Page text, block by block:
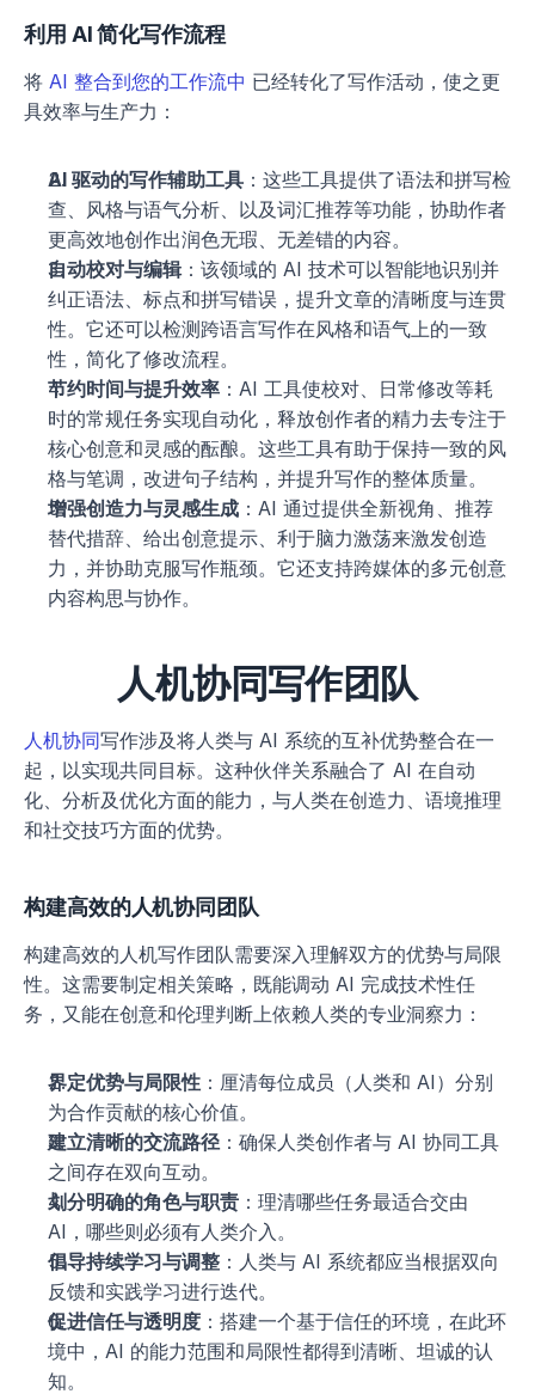
利用 AI 简化写作流程
将 AI 整合到您的工作流中 已经转化了写作活动，使之更
具效率与生产力：
AI 驱动的写作辅助工具 ：这些工具提供了语法和拼写检
查、风格与语气分析、以及词汇推荐等功能，协助作者
更高效地创作出润色无瑕、无差错的内容。
自动校对与编辑：该领域的 AI 技术可以智能地识别并
纠正语法、标点和拼写错误，提升文章的清晰度与连贯
性。它还可以检测跨语言写作在风格和语气上的一致
性，简化了修改流程。
节约时间与提升效率 ：AI 工具使校对、日常修改等耗
时的常规任务实现自动化，释放创作者的精力去专注于
核心创意和灵感的酝酿。这些工具有助于保持一致的风
格与笔调，改进句子结构，并提升写作的整体质量。
增强创造力与灵感生成 ：AI 通过提供全新视角、推荐
替代措辞、给出创意提示、利于脑力激荡来激发创造
力，并协助克服写作瓶颈。它还支持跨媒体的多元创意
内容构思与协作。
人机协同写作团队
人机协同写作涉及将人类与 AI 系统的互补优势整合在一
起，以实现共同目标。这种伙伴关系融合了 AI 在自动
化、分析及优化方面的能力，与人类在创造力、语境推理
和社交技巧方面的优势。
构建高效的人机协同团队
构建高效的人机写作团队需要深入理解双方的优势与局限
性。这需要制定相关策略，既能调动 AI 完成技术性任
务，又能在创意和伦理判断上依赖人类的专业洞察力：
界定优势与局限性 ：厘清每位成员（人类和 AI）分别
为合作贡献的核心价值。
建立清晰的交流路径：确保人类创作者与 AI 协同工具
之间存在双向互动。
划分明确的角色与职责 ：理清哪些任务最适合交由
AI，哪些则必须有人类介入。
倡导持续学习与调整 ：人类与 AI 系统都应当根据双向
反馈和实践学习进行迭代。
促进信任与透明度 ：搭建一个基于信任的环境，在此环
境中，AI 的能力范围和局限性都得到清晰、坦诚的认
知。